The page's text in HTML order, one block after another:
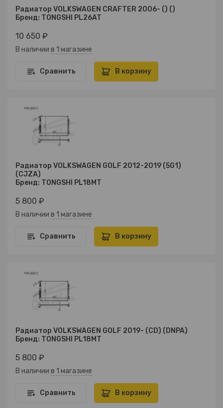
Радиатор VOLKSWAGEN CRAFTER 2006- () ()
Бренд: TONGSHI PL26AT
10 650 ₽
В наличии в 1 магазине
Сравнить В корзину
Радиатор VOLKSWAGEN GOLF 2012-2019 (5G1)
(CJZA)
Бренд: TONGSHI PL18MT
5 800 ₽
В наличии в 1 магазине
Сравнить В корзину
Радиатор VOLKSWAGEN GOLF 2019- (CD) (DNPA)
Бренд: TONGSHI PL18MT
5 800 ₽
В наличии в 1 магазине
Сравнить В корзину